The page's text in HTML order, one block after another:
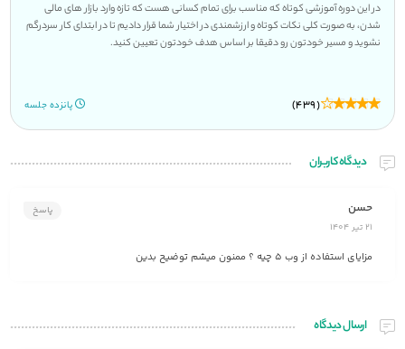
در این دوره آموزشی کوتاه که مناسب برای تمام کسانی هست که تازه وارد بازار های مالی
شدن، به صورت کلی نکات کوتاه و ارزشمندی در اختیار شما قرار دادیم تا در ابتدای کار سردرگم
نشوید و مسیر خودتون رو دقیقا بر اساس هدف خودتون تعیین کنید.
(439) پانزده جلسه
دیدگاه کاربران
حسن
21 تیر 1404
پاسخ
مزایای استفاده از وب 5 چیه ؟ ممنون میشم توضیح بدین
ارسال دیدگاه